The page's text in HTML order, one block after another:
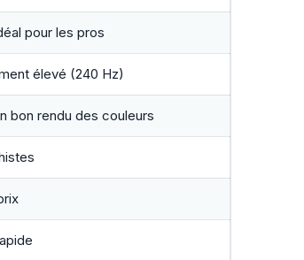
pour les pros
élevé (240 Hz)
bon rendu des couleurs